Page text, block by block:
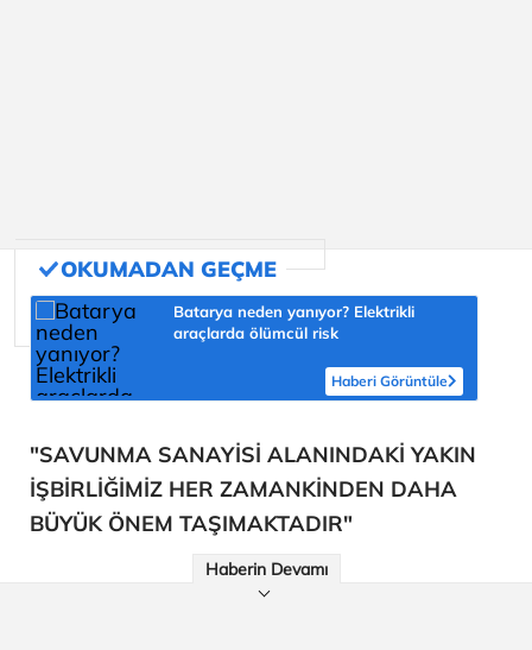
Batarya neden yanıyor? Elektrikli
araçlarda ölümcül risk
Haberi Görüntüle
"SAVUNMA SANAYİSİ ALANINDAKİ YAKIN
İŞBİRLİĞİMİZ HER ZAMANKİNDEN DAHA
BÜYÜK ÖNEM TAŞIMAKTADIR"
Haberin Devamı